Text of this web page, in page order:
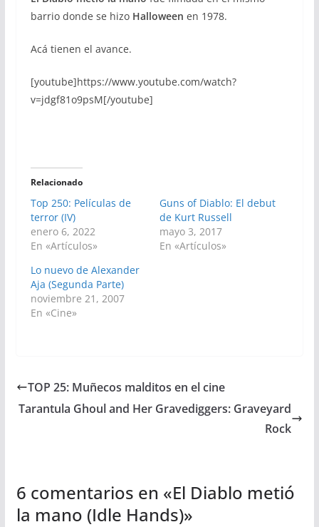
barrio donde se hizo Halloween en 1978.
Acá tienen el avance.
[youtube]https://www.youtube.com/watch?
v=jdgf81o9psM[/youtube]
Relacionado
Top 250: Películas de
terror (IV)
enero 6, 2022
En «Artículos»
Guns of Diablo: El debut
de Kurt Russell
mayo 3, 2017
En «Artículos»
Lo nuevo de Alexander
Aja (Segunda Parte)
noviembre 21, 2007
En «Cine»
TOP 25: Muñecos malditos en el cine
Tarantula Ghoul and Her Gravediggers: Graveyard
Rock
6 comentarios en «El Diablo metió
la mano (Idle Hands)»